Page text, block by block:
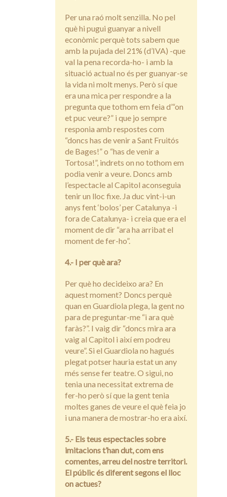
Per una raó molt senzilla. No pel
què hi pugui guanyar a nivell
econòmic perquè tots sabem que
amb la pujada del 21% (d’IVA) -que
val la pena recorda-ho- i amb la
situació actual no és per guanyar-se
la vida ni molt menys. Però sí que
era una mica per respondre a la
pregunta que tothom em feia d’“on
et puc veure?” i que jo sempre
responia amb respostes com
“doncs has de venir a Sant Fruitós
de Bages!” o “has de venir a
Tortosa!”, indrets on no tothom em
podia venir a veure. Doncs amb
l’espectacle al Capitol aconseguia
tenir un lloc fixe. Ja duc vint-i-un
anys fent ‘bolos’ per Catalunya -i
fora de Catalunya- i creia que era el
moment de dir “ara ha arribat el
moment de fer-ho”.
4.- I per què ara?
Per què ho decideixo ara? En
aquest moment? Doncs perquè
quan en Guardiola plega, la gent no
para de preguntar-me “i ara què
faràs?”. I vaig dir “doncs mira ara
vaig al Capitol i així em podreu
veure”. Si el Guardiola no hagués
plegat potser hauria estat un any
més sense fer teatre. O sigui, no
tenia una necessitat extrema de
fer-ho però sí que la gent tenia
moltes ganes de veure el què feia jo
i una manera de mostrar-ho era així.
5.- Els teus espectacles sobre
imitacions t’han dut, com ens
comentes, arreu del nostre territori.
El públic és diferent segons el lloc
on actues?